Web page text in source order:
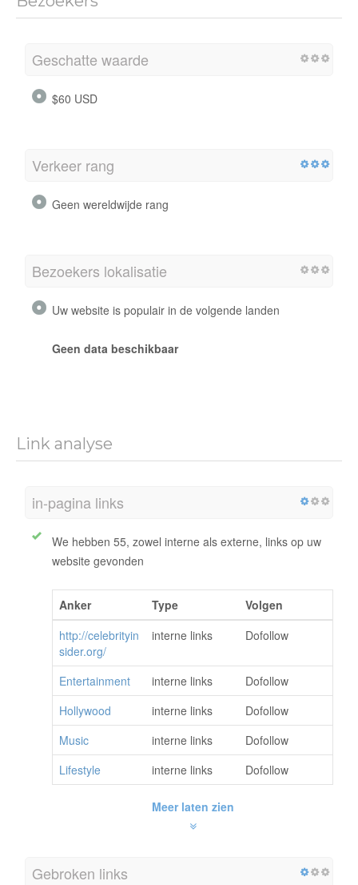
Geschatte waarde
$60 USD
Verkeer rang
Geen wereldwijde rang
Bezoekers lokalisatie
Uw website is populair in de volgende landen
Geen data beschikbaar
Link analyse
in-pagina links
We hebben 55, zowel interne als externe, links op uw
website gevonden
Anker Type
Volgen
http://celebrityin
sider.org/
interne links Dofollow
Entertainment interne links
Dofollow
Hollywood
interne links
Dofollow
Music
interne links
Dofollow
Lifestyle
interne links Dofollow
Meer laten zien
Gebroken links